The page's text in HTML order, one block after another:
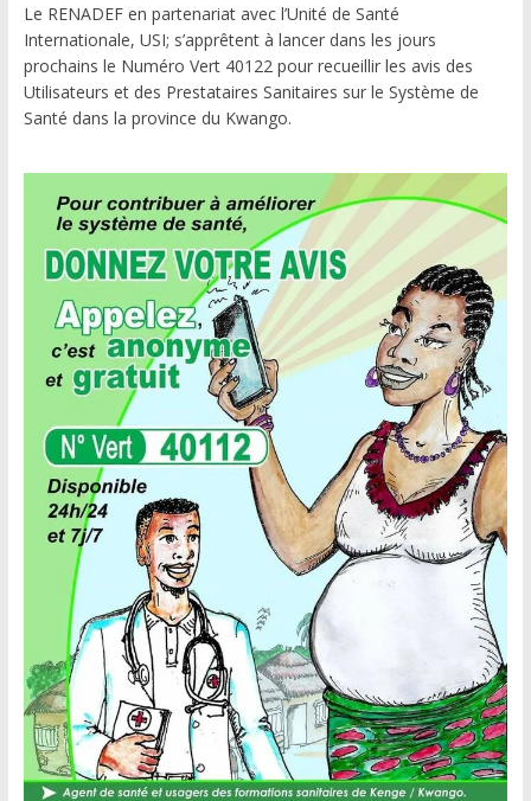
Le RENADEF en partenariat avec l’Unité de Santé
Internationale, USI; s’apprêtent à lancer dans les jours
prochains le Numéro Vert 40122 pour recueillir les avis des
Utilisateurs et des Prestataires Sanitaires sur le Système de
Santé dans la province du Kwango.